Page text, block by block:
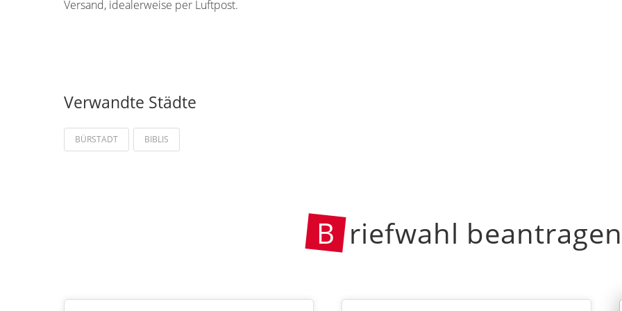
Versand, idealerweise per Luftpost.
Verwandte Städte
BÜRSTADT BIBLIS
B riefwahl beantragen